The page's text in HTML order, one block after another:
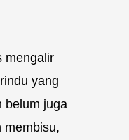
mengalir
yang
belum juga
membisu,